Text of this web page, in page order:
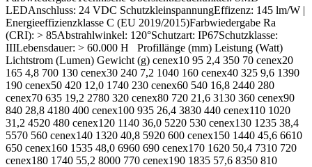
LEDAnschluss: 24 VDC SchutzkleinspannungEffizenz: 145 lm/W |
Energieeffizienzklasse C (EU 2019/2015)Farbwiedergabe Ra
(CRI): > 85Abstrahlwinkel: 120°Schutzart: IP67Schutzklasse:
IIILebensdauer: > 60.000 H Profillänge (mm) Leistung (Watt)
Lichtstrom (Lumen) Gewicht (g) cenex10 95 2,4 350 70 cenex20
165 4,8 700 130 cenex30 240 7,2 1040 160 cenex40 325 9,6 1390
190 cenex50 420 12,0 1740 230 cenex60 540 16,8 2440 280
cenex70 635 19,2 2780 320 cenex80 720 21,6 3130 360 cenex90
840 28,8 4180 400 cenex100 935 26,4 3830 440 cenex110 1020
31,2 4520 480 cenex120 1140 36,0 5220 530 cenex130 1235 38,4
5570 560 cenex140 1320 40,8 5920 600 cenex150 1440 45,6 6610
650 cenex160 1535 48,0 6960 690 cenex170 1620 50,4 7310 720
cenex180 1740 55,2 8000 770 cenex190 1835 57,6 8350 810